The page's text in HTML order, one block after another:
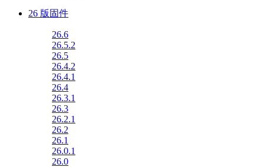
26 版固件
26.6
26.5.2
26.5
26.4.2
26.4.1
26.4
26.3.1
26.3
26.2.1
26.2
26.1
26.0.1
26.0